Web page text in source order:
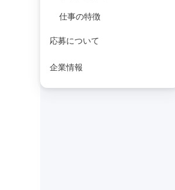
仕事の特徴
応募について
企業情報